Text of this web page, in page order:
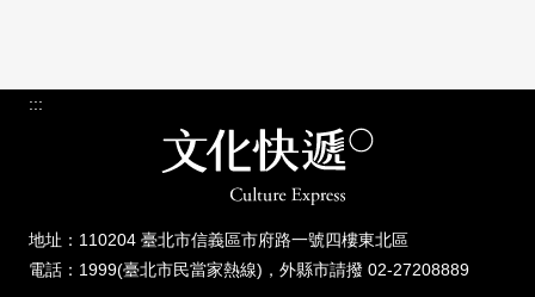
:::
地址：110204 臺北市信義區市府路一號四樓東北區
電話：1999(臺北市民當家熱線)，外縣市請撥 02-27208889